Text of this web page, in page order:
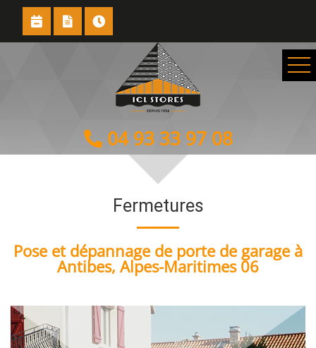
04 93 33 97 08
Fermetures
Pose et dépannage de porte de garage à
Antibes, Alpes-Maritimes 06